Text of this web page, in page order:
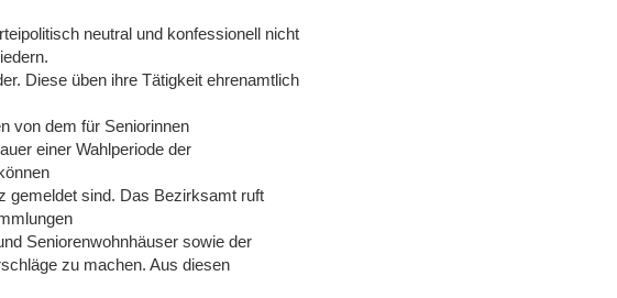
neutral und konfessionell nicht
Diese üben ihre Tätigkeit ehrenamtlich
von dem für Seniorinnen
einer Wahlperiode der
gemeldet sind. Das Bezirksamt ruft
Seniorenwohnhäuser sowie der
zu machen. Aus diesen